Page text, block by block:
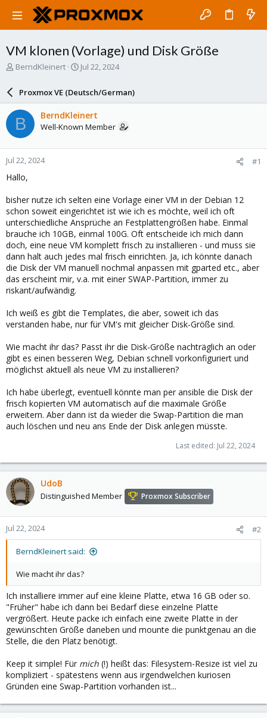
VM klonen (Vorlage) und Disk Größe
T
a
d
s
t
a
r
t
e
r
BerndKleinert
S
a
r
d
a
e
Jul 22, 2024
Proxmox VE (Deutsch/German)
B BerndKleinert
Well-Known Member
Jul 22, 2024 #1
Hallo,
bisher nutze ich selten eine Vorlage einer VM in der Debian 12
schon soweit eingerichtet ist wie ich es möchte, weil ich oft
unterschiedliche Ansprüche an Festplattengrößen habe. Einmal
brauche ich 10GB, einmal 100G. Oft entscheide ich mich dann
doch, eine neue VM komplett frisch zu installieren - und muss sie
dann halt auch jedes mal frisch einrichten. Ja, ich könnte danach
die Disk der VM manuell nochmal anpassen mit gparted etc., aber
das erscheint mir, v.a. mit einer SWAP-Partition, immer zu
riskant/aufwändig.
Ich weiß es gibt die Templates, die aber, soweit ich das
verstanden habe, nur für VM's mit gleicher Disk-Größe sind.
Wie macht ihr das? Passt ihr die Disk-Größe nachträglich an oder
gibt es einen besseren Weg, Debian schnell vorkonfiguriert und
möglichst aktuell als neue VM zu installieren?
Ich habe überlegt, eventuell könnte man per ansible die Disk der
frisch kopierten VM automatisch auf die maximale Größe
erweitern. Aber dann ist da wieder die Swap-Partition die man
auch löschen und neu ans Ende der Disk anlegen müsste.
Last edited: Jul 22, 2024
UdoB
Distinguished Member Proxmox Subscriber
Jul 22, 2024 #2
BerndKleinert said:
Wie macht ihr das?
Ich installiere immer auf eine kleine Platte, etwa 16 GB oder so.
"Früher" habe ich dann bei Bedarf diese einzelne Platte
vergrößert. Heute packe ich einfach eine zweite Platte in der
gewünschten Größe daneben und mounte die punktgenau an die
Stelle, die den Platz benötigt.
Keep it simple! Für mich (!) heißt das: Filesystem-Resize ist viel zu
kompliziert - spätestens wenn aus irgendwelchen kuriosen
Gründen eine Swap-Partition vorhanden ist...